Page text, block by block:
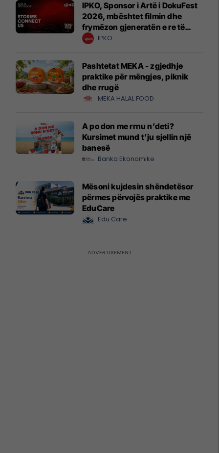
IPKO, Sponsor i Artë i DokuFest
2026, mbështet filmin dhe
frymëzon gjeneratën e re të
krijuesve
IPKO
Pashtetat MEKA - zgjedhje
praktike për mëngjes, piknik
dhe rrugë
MEKA HALAL FOOD
A po don me rrnu n’deti?
Kursimet mund t’ju sjellin një
banesë
Banka Ekonomike
Mësoni kujdesin shëndetësor
përmes përvojës praktike me
EduCare
Edu Care